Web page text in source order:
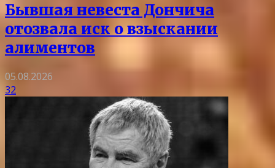
Бывшая невеста Дончича
отозвала иск о взыскании
алиментов
05.08.2026
32